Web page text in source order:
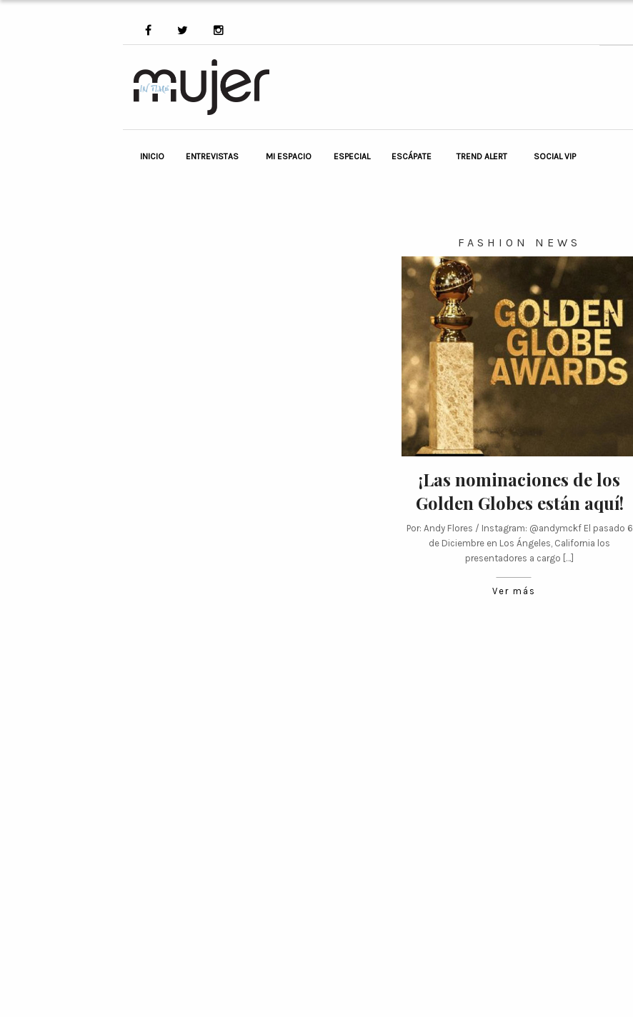
INICIO ENTREVISTAS MI ESPACIO ESPECIAL ESCÁPATE TREND ALERT SOCIAL VIP
FASHION NEWS
¡Las nominaciones de los
Golden Globes están aquí!
Por: Andy Flores / Instagram: @andymckf El pasado 6
de Diciembre en Los Ángeles, California los
presentadores a cargo […]
Ver más